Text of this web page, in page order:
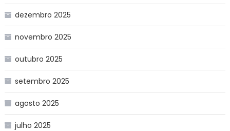
dezembro 2025
novembro 2025
outubro 2025
setembro 2025
agosto 2025
julho 2025